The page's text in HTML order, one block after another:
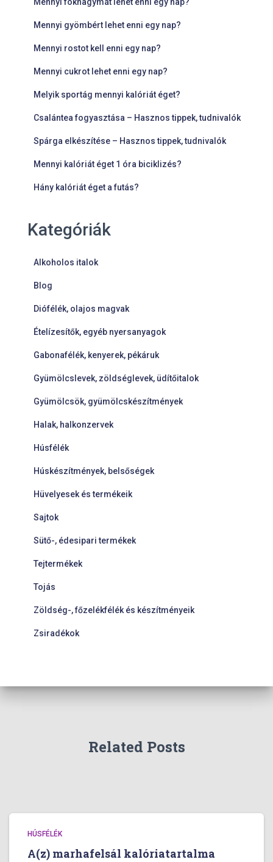
Mennyi gyömbért lehet enni egy nap?
Mennyi rostot kell enni egy nap?
Mennyi cukrot lehet enni egy nap?
Melyik sportág mennyi kalóriát éget?
Csalántea fogyasztása – Hasznos tippek, tudnivalók
Spárga elkészítése – Hasznos tippek, tudnivalók
Mennyi kalóriát éget 1 óra biciklizés?
Hány kalóriát éget a futás?
Kategóriák
Alkoholos italok
Blog
Diófélék, olajos magvak
Ételízesítők, egyéb nyersanyagok
Gabonafélék, kenyerek, pékáruk
Gyümölcslevek, zöldséglevek, üdítőitalok
Gyümölcsök, gyümölcskészítmények
Halak, halkonzervek
Húsfélék
Húskészítmények, belsőségek
Hüvelyesek és termékeik
Sajtok
Sütő-, édesipari termékek
Tejtermékek
Tojás
Zöldség-, főzelékfélék és készítményeik
Zsiradékok
Related Posts
HÚSFÉLÉK
A(z) marhafelsál kalóriatartalma